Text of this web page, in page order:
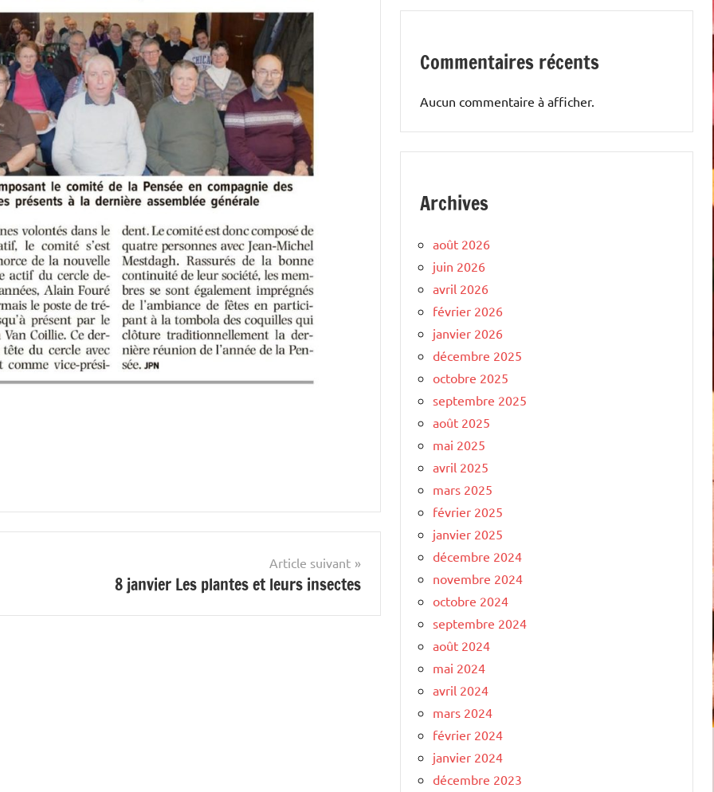
Article suivant
8 janvier Les plantes et leurs insectes
Commentaires récents
Aucun commentaire à afficher.
Archives
août 2026
juin 2026
avril 2026
février 2026
janvier 2026
décembre 2025
octobre 2025
septembre 2025
août 2025
mai 2025
avril 2025
mars 2025
février 2025
janvier 2025
décembre 2024
novembre 2024
octobre 2024
septembre 2024
août 2024
mai 2024
avril 2024
mars 2024
février 2024
janvier 2024
décembre 2023